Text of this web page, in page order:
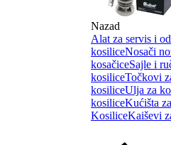
Nazad
Alat za servis i
kosiliceNosači
kosačiceSajle i
kosiliceTočkovi
kosiliceUlja za
kosiliceKućišta
KosiliceKaiševi